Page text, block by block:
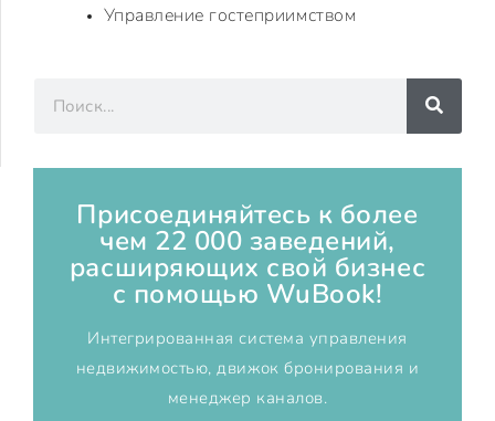
Управление гостеприимством
Присоединяйтесь к более
чем 22 000 заведений,
расширяющих свой бизнес
с помощью WuBook!
Интегрированная система управления
недвижимостью, движок бронирования и
менеджер каналов.